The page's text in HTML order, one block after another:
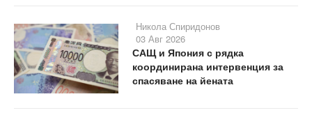
Никола Спиридонов
03 Авг 2026
САЩ и Япония с рядка
координирана интервенция за
спасяване на йената